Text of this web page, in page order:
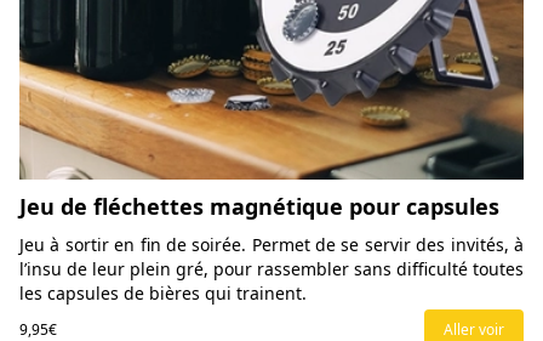
Jeu de fléchettes magnétique pour capsules
Jeu à sortir en fin de soirée. Permet de se servir des invités, à
l’insu de leur plein gré, pour rassembler sans difficulté toutes
les capsules de bières qui trainent.
9,95€ Aller voir